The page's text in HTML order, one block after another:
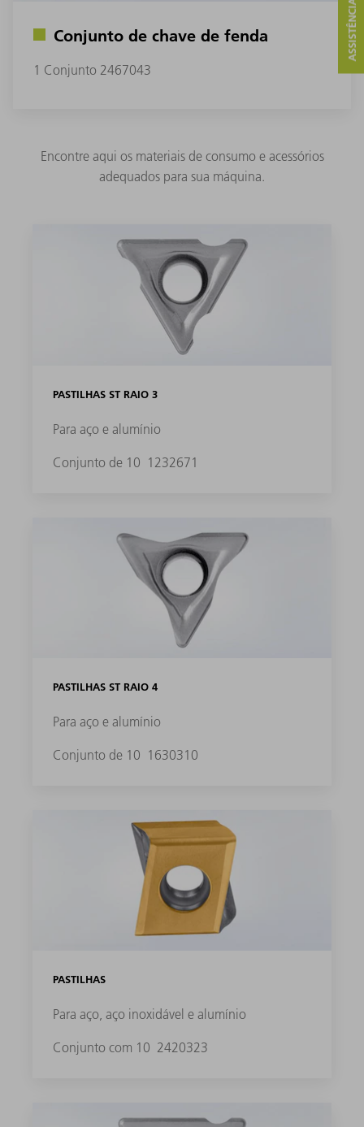
Conjunto de chave de fenda
1 Conjunto 2467043
Encontre aqui os materiais de consumo e acessórios
adequados para sua máquina.
PASTILHAS ST RAIO 3
Para aço e alumínio
Conjunto de 10 1232671
PASTILHAS ST RAIO 4
Para aço e alumínio
Conjunto de 10 1630310
PASTILHAS
Para aço, aço inoxidável e alumínio
Conjunto com 10 2420323